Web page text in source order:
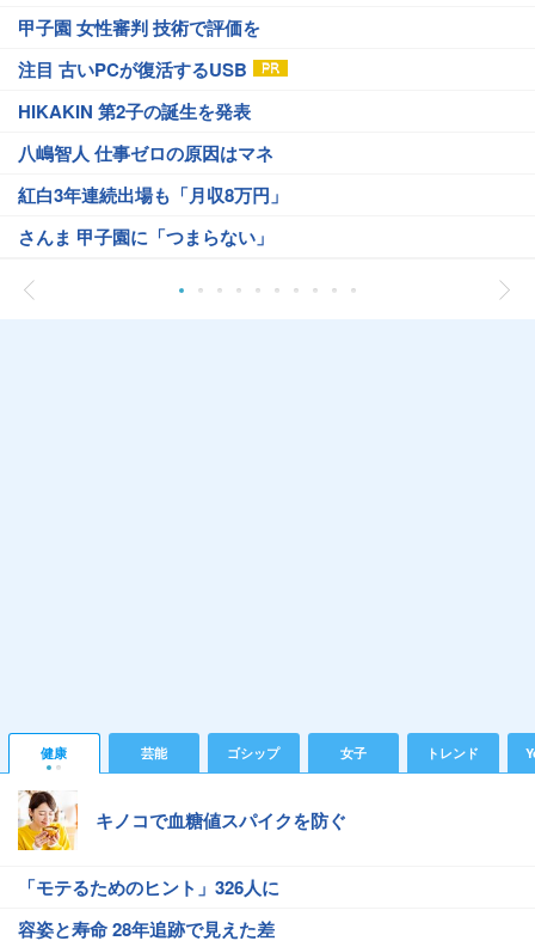
甲子園 女性審判 技術で評価を
注目 古いPCが復活するUSB
HIKAKIN 第2子の誕生を発表
八嶋智人 仕事ゼロの原因はマネ
紅白3年連続出場も「月収8万円」
さんま 甲子園に「つまらない」
健康 芸能 ゴシップ 女子 トレンド
キノコで血糖値スパイクを防ぐ
「モテるためのヒント」326人に
容姿と寿命 28年追跡で見えた差